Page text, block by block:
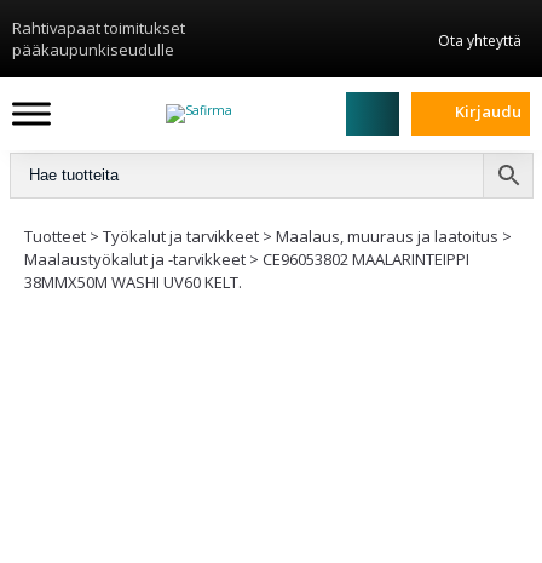
Rahtivapaat toimitukset
pääkaupunkiseudulle
Ota yhteyttä
Kirjaudu
Tuotteet > Työkalut ja tarvikkeet > Maalaus, muuraus ja laatoitus >
Maalaustyökalut ja -tarvikkeet > CE96053802 MAALARINTEIPPI
38MMX50M WASHI UV60 KELT.